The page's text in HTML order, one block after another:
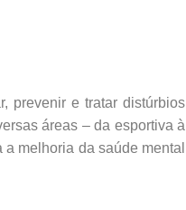
prevenir e tratar distúrbios
áreas – da esportiva à
melhoria da saúde mental